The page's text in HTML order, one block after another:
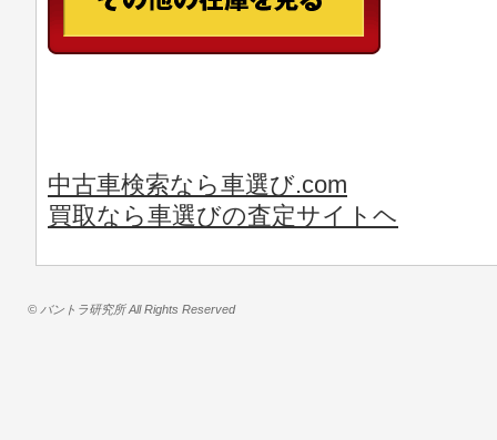
中古車検索なら車選び.com
買取なら車選びの査定サイトヘ
© バントラ研究所 All Rights Reserved